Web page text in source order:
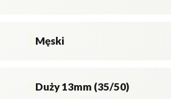
Męski
Duży 13mm (35/50)